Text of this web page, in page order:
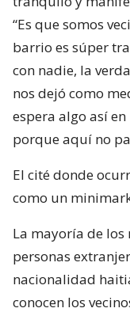
“Es que somos
barrio es súper
con nadie, la
nos dejó como
espera algo así
porque aquí no
El cité donde
como un
La mayoría de
personas
nacionalidad
conocen los